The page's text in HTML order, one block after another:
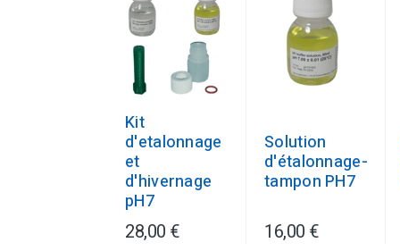
Kit
d'etalonnage
et
d'hivernage
pH7
28,00 €
Solution
d'étalonnage-
tampon PH7
16,00 €